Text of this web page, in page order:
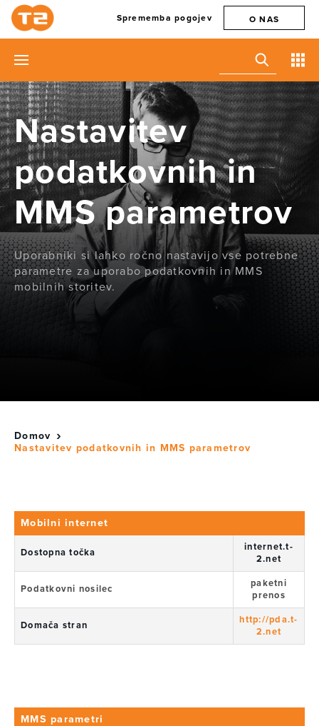
Sprememba pogojev O NAS
Nastavitev
podatkovnih in
MMS parametrov
Uporabniki si lahko ročno nastavijo vse potrebne
parametre za uporabo podatkovnih in MMS
mobilnih storitev.
Domov
Nastavitev podatkovnih in MMS parametrov
Mobilni internet
Dostopna točka
internet.t-
2.net
Podatkovni nosilec
paketni
prenos
Domača stran
http://pda.t-
2.net
MMS parametri